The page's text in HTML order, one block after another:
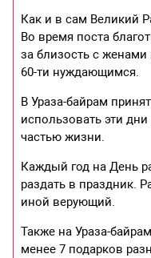
Как и в сам Великий
Во время поста
за близость с
60-ти нуждающимся.
В Ураза-байрам
использовать эти
частью жизни.
Каждый год на День
раздать в праздник.
иной верующий.
Также на Ураза-
менее 7 подарков